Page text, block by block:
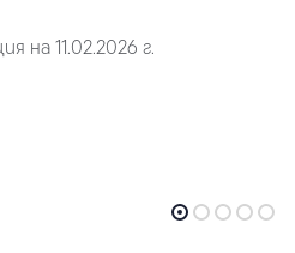
на 11.02.2026 г.